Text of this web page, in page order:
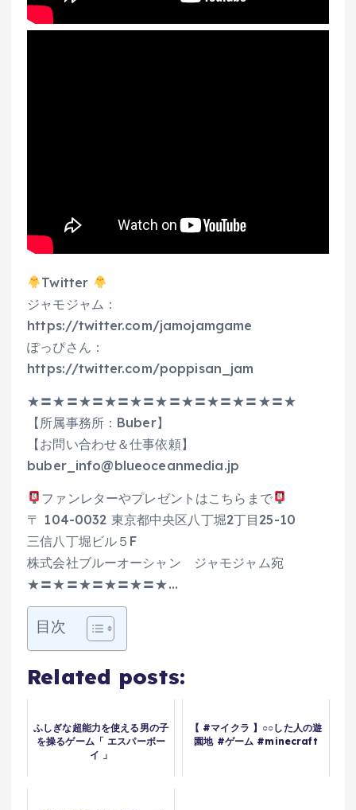
Twitter
ジャモジャム：
https://twitter.com/jamojamgame
ぽっぴさん：
https://twitter.com/poppisan_jam
★〓★〓★〓★〓★〓★〓★〓★〓★〓★〓★
【所属事務所：Buber】
【お問い合わせ＆仕事依頼】
buber_info@blueoceanmedia.jp
ファンレターやプレゼントはこちらまで
〒 104-0032 東京都中央区八丁堀2丁目25-10
三信八丁堀ビル５F
株式会社ブルーオーシャン ジャモジャム宛
★〓★〓★〓★〓★〓★…
目次
Related posts:
ふしぎな超能力を使える男の子
を操るゲーム「 エスパーボー
イ 」
【 #マイクラ 】○○した人の遊
園地 #ゲーム #minecraft